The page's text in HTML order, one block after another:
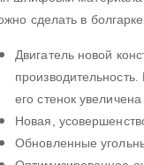
сделать в
Двигатель новой
его стенок
Новая,
Обновленные